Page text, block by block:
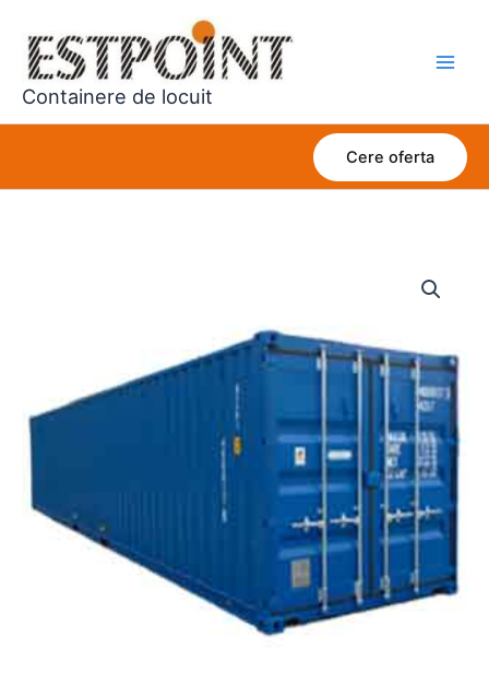
content
Containere de locuit
Cere oferta